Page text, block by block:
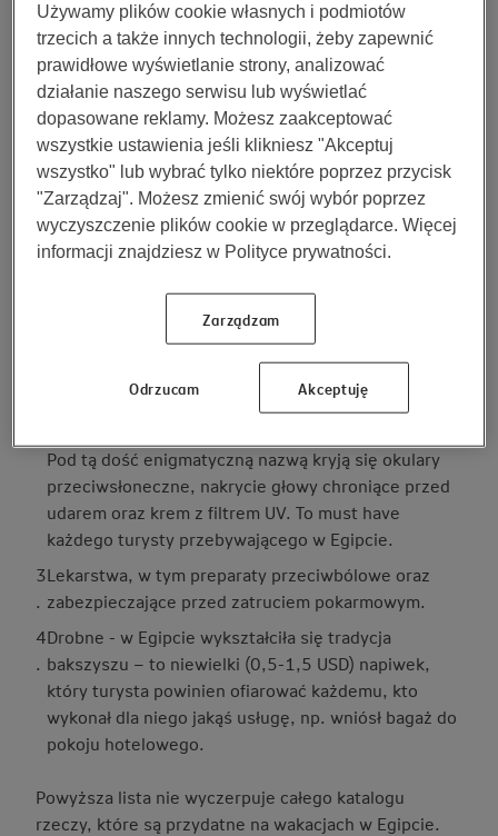
indywidualną i zależy od wielu kwestii, w tym m.in.
czasu trwania urlopu, sposobu jego spędzania oraz
indywidualnych preferencji podróżującego. Oto lista
rzeczy, które na pewno okażą się przydatne.
1
.
Dokumenty - to nie tylko paszport oraz wiza, ale i
polisa ubezpieczeniowa. Chociaż nie zagwarantuje
ona stuprocentowej ochrony, zmniejszy
odczuwalność skutków nieprzyjemnych zdarzeń,
które mogą mieć miejsce w trakcie podróży.
Dodatkowe ubezpieczenie na wyjazd do Egiptu
zapewni nie tylko wsparcie finansowe, ale i
praktyczną pomoc, np. transport medyczny do
Elementy zabezpieczające turystę przed
Pod tą dość enigmatyczną nazwą kryją się okulary
przeciwsłoneczne, nakrycie głowy chroniące przed
udarem oraz krem z filtrem UV. To must have
każdego turysty przebywającego w Egipcie.
3
.
Lekarstwa, w tym preparaty przeciwbólowe oraz
zabezpieczające przed zatruciem pokarmowym.
4
.
Drobne - w Egipcie wykształciła się tradycja
bakszyszu – to niewielki (0,5-1,5 USD) napiwek,
który turysta powinien ofiarować każdemu, kto
wykonał dla niego jakąś usługę, np. wniósł bagaż do
pokoju hotelowego.
Powyższa lista nie wyczerpuje całego katalogu
rzeczy, które są przydatne na wakacjach w Egipcie.
Używamy plików cookie własnych i podmiotów
trzecich a także innych technologii, żeby zapewnić
prawidłowe wyświetlanie strony, analizować
działanie naszego serwisu lub wyświetlać
dopasowane reklamy. Możesz zaakceptować
wszystkie ustawienia jeśli klikniesz "Akceptuj
wszystko" lub wybrać tylko niektóre poprzez przycisk
"Zarządzaj". Możesz zmienić swój wybór poprzez
wyczyszczenie plików cookie w przeglądarce. Więcej
informacji znajdziesz w Polityce prywatności.
Zarządzam
Odrzucam Akceptuję